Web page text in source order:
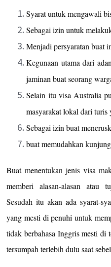
Syarat untuk mengawali
Sebagai izin untuk
Menjadi persyaratan buat
Kegunaan utama dari
jaminan buat seorang
Selain itu visa Australia
masyarakat lokal dari turis
Sebagai izin buat
buat memudahkan
Buat menentukan jenis visa
memberi alasan-alasan atau
Sesudah itu akan ada syarat-
yang mesti di penuhi untuk
tidak berbahasa Inggris mesti di
tersumpah terlebih dulu saat